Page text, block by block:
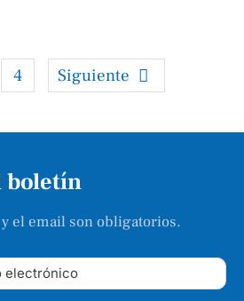
4 Siguiente
boletín
el email son obligatorios.